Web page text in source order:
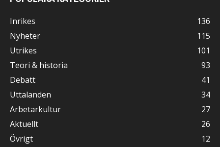
Inrikes
136
Nyheter
115
Utrikes
101
Teori & historia
93
Debatt
41
Uttalanden
34
Arbetarkultur
27
Aktuellt
26
Övrigt
12